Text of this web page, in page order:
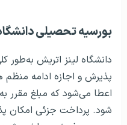
بورسیه تحصیلی
دانشگاه لینز اتریش به‌طور
پذیرش و اجازه ادامه منظم
اعطا می‌شود که مبلغ مقرر
شود. پرداخت جزئی امکان